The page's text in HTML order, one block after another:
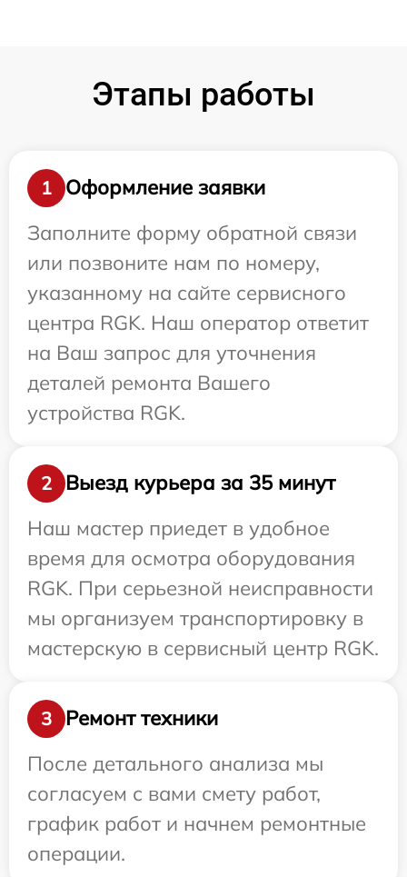
Этапы работы
1
Оформление заявки
Заполните форму обратной связи
или позвоните нам по номеру,
указанному на сайте сервисного
центра RGK. Наш оператор ответит
на Ваш запрос для уточнения
деталей ремонта Вашего
устройства RGK.
2
Выезд курьера за 35 минут
Наш мастер приедет в удобное
время для осмотра оборудования
RGK. При серьезной неисправности
мы организуем транспортировку в
мастерскую в сервисный центр RGK.
3
Ремонт техники
После детального анализа мы
согласуем с вами смету работ,
график работ и начнем ремонтные
операции.